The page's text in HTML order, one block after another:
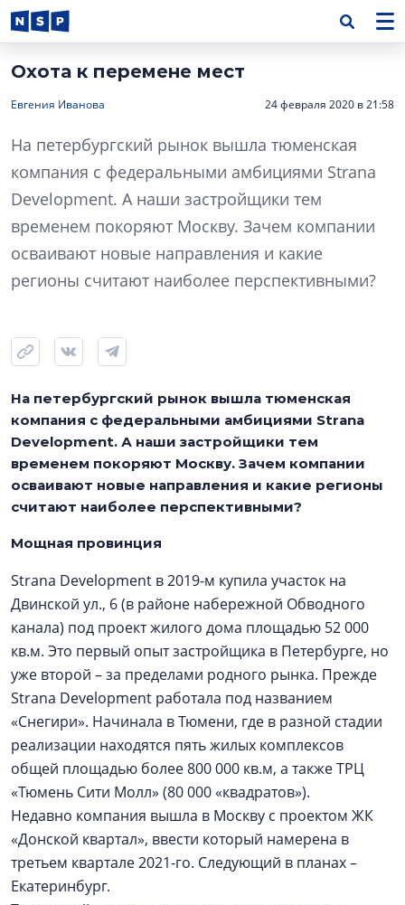
Охота к перемене мест
Евгения Иванова 24 февраля 2020 в 21:58
На петербургский рынок вышла тюменская
компания с федеральными амбициями Strana
Development. А наши застройщики тем
временем покоряют Москву. Зачем компании
осваивают новые направления и какие
регионы считают наиболее перспективными?
На петербургский рынок вышла тюменская
компания с федеральными амбициями Strana
Development. А наши застройщики тем
временем покоряют Москву. Зачем компании
осваивают новые направления и какие регионы
считают наиболее перспективными?
Мощная провинция
Strana Development в 2019-м купила участок на
Двинской ул., 6 (в районе набережной Обводного
канала) под проект жилого дома площадью 52 000
кв.м. Это первый опыт застройщика в Петербурге, но
уже второй – за пределами родного рынка. Прежде
Strana Development работала под названием
«Снегири». Начинала в Тюмени, где в разной стадии
реализации находятся пять жилых комплексов
общей площадью более 800 000 кв.м, а также ТРЦ
«Тюмень Сити Молл» (80 000 «квадратов»).
Недавно компания вышла в Москву с проектом ЖК
«Донской квартал», ввести который намерена в
третьем квартале 2021-го. Следующий в планах –
Екатеринбург.